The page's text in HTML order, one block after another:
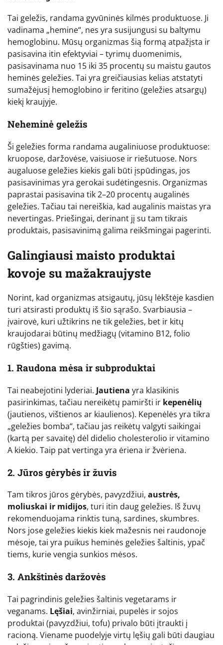
Tai geležis, randama gyvūninės kilmės produktuose. Ji
vadinama „hemine“, nes yra susijungusi su baltymu
hemoglobinu. Mūsų organizmas šią formą atpažįsta ir
pasisavina itin efektyviai – tyrimų duomenimis,
pasisavinama nuo 15 iki 35 procentų su maistu gautos
heminės geležies. Tai yra greičiausias kelias atstatyti
sumažėjusį hemoglobino ir feritino (geležies atsargų)
kiekį kraujyje.
Neheminė geležis
Ši geležies forma randama augaliniuose produktuose:
kruopose, daržovėse, vaisiuose ir riešutuose. Nors
augaluose geležies kiekis gali būti įspūdingas, jos
pasisavinimas yra gerokai sudėtingesnis. Organizmas
paprastai pasisavina tik 2–20 procentų augalinės
geležies. Tačiau tai nereiškia, kad augalinis maistas yra
nevertingas. Priešingai, derinant jį su tam tikrais
produktais, pasisavinimą galima reikšmingai pagerinti.
Galingiausi maisto produktai
kovoje su mažakraujyste
Norint, kad organizmas atsigautų, jūsų lėkštėje kasdien
turi atsirasti produktų iš šio sąrašo. Svarbiausia –
įvairovė, kuri užtikrins ne tik geležies, bet ir kitų
kraujodarai būtinų medžiagų (vitamino B12, folio
rūgšties) gavimą.
1. Raudona mėsa ir subproduktai
Tai neabejotini lyderiai. Jautiena yra klasikinis
pasirinkimas, tačiau nereikėtų pamiršti ir kepenėlių
(jautienos, vištienos ar kiaulienos). Kepenėlės yra tikra
„geležies bomba“, tačiau jas reikėtų valgyti saikingai
(kartą per savaitę) dėl didelio cholesterolio ir vitamino
A kiekio. Taip pat vertinga yra ėriena ir žvėriena.
2. Jūros gėrybės ir žuvis
Tam tikros jūros gėrybės, pavyzdžiui, austrės,
moliuskai ir midijos, turi itin daug geležies. Iš žuvų
rekomenduojama rinktis tuną, sardines, skumbres.
Nors jose geležies kiekis kiek mažesnis nei raudonoje
mėsoje, tai yra puikus heminės geležies šaltinis, ypač
tiems, kurie vengia sunkios mėsos.
3. Ankštinės daržovės
Tai pagrindinis geležies šaltinis vegetarams ir
veganams. Lęšiai, avinžirniai, pupelės ir sojos
produktai (pavyzdžiui, tofu) privalo būti įtraukti į
racioną. Viename puodelyje virtų lęšių gali būti daugiau